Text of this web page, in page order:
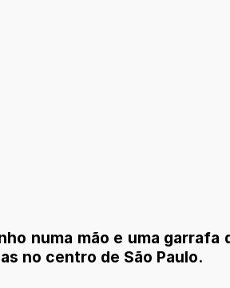
numa mão e uma
no centro de São Paulo.